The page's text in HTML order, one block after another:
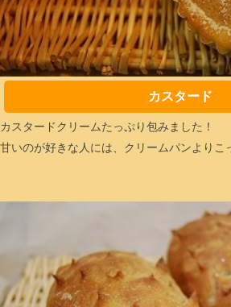
カスタード
カスタードクリームたっぷり包みました！
甘いのが好きな人には、クリームパンよりこ